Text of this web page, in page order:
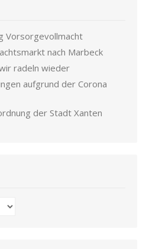
Vorsorgevollmacht
nach Marbeck
radeln wieder
aufgrund der Corona
der Stadt Xanten